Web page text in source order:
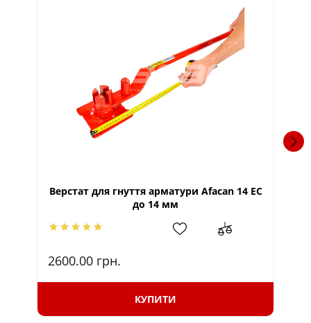
Верстат для гнуття арматури Afacan 14 ЕС
до 14 мм
2600.00 грн.
КУПИТИ